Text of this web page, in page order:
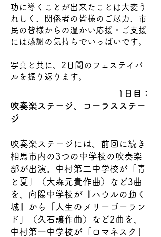
功に導くことが出来たことは大変う
れしく、関係者の皆様のご尽力、市
民の皆様からの温かい応援・ご支援
には感謝の気持ちでいっぱいです。
写真と共に、2日間のフェステイバ
ルを振り返ります。
1日目：
吹奏楽ステージ、コーラスステー
ジ
吹奏楽ステージには、前回に続き
相馬市内の3つの中学校の吹奏楽
部が出演。中村第二中学校が「青
と夏」（大森元貴作曲）など3曲
を、向陽中学校が『ハウルの動く
城』から「人生のメリーゴーラン
ド」（久石譲作曲）など2曲を、
中村第一中学校が「ロマネスク」